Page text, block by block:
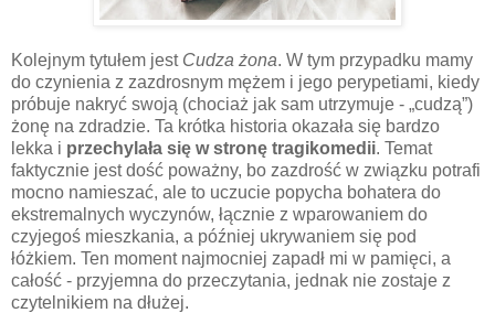
Kolejnym tytułem jest Cudza żona. W tym przypadku mamy
do czynienia z zazdrosnym mężem i jego perypetiami, kiedy
próbuje nakryć swoją (chociaż jak sam utrzymuje - „cudzą”)
żonę na zdradzie. Ta krótka historia okazała się bardzo
lekka i przechylała się w stronę tragikomedii. Temat
faktycznie jest dość poważny, bo zazdrość w związku potrafi
mocno namieszać, ale to uczucie popycha bohatera do
ekstremalnych wyczynów, łącznie z wparowaniem do
czyjegoś mieszkania, a później ukrywaniem się pod
łóżkiem. Ten moment najmocniej zapadł mi w pamięci, a
całość - przyjemna do przeczytania, jednak nie zostaje z
czytelnikiem na dłużej.